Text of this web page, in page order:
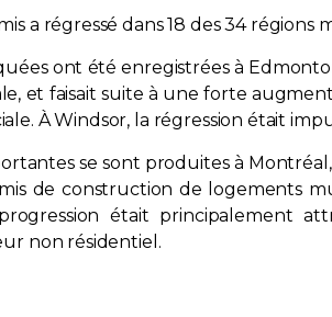
a régressé dans 18 des 34
ont été enregistrées à
et faisait suite à une forte
À Windsor, la régression était
se sont produites à
de construction de logements
progression était principalement
non résidentiel.